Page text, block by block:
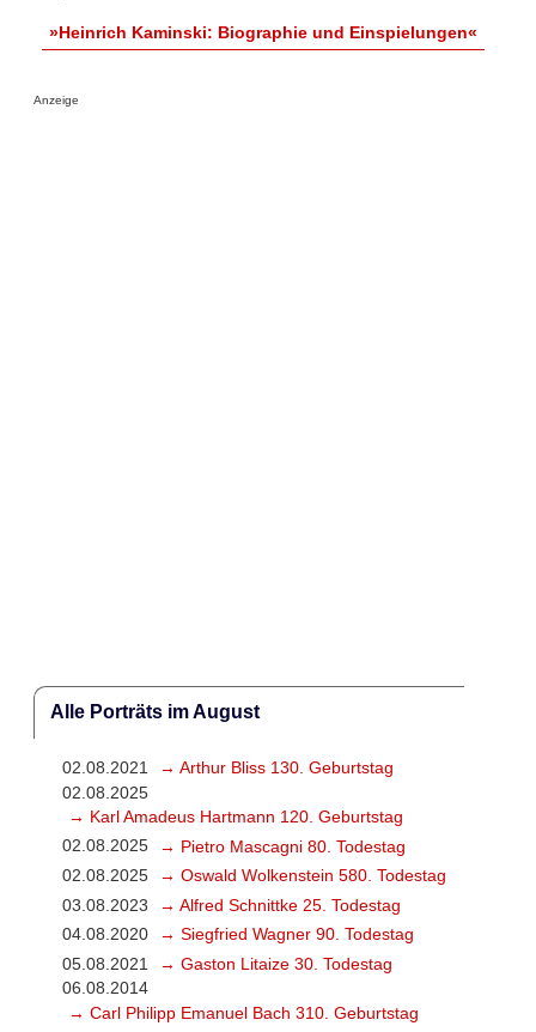
»Heinrich Kaminski: Biographie und Einspielungen«
Anzeige
Alle Porträts im August
02.08.2021
→ Arthur Bliss 130. Geburtstag
02.08.2025
→ Karl Amadeus Hartmann 120. Geburtstag
02.08.2025
→ Pietro Mascagni 80. Todestag
02.08.2025
→ Oswald Wolkenstein 580. Todestag
03.08.2023
→ Alfred Schnittke 25. Todestag
04.08.2020
→ Siegfried Wagner 90. Todestag
05.08.2021
→ Gaston Litaize 30. Todestag
06.08.2014
→ Carl Philipp Emanuel Bach 310. Geburtstag